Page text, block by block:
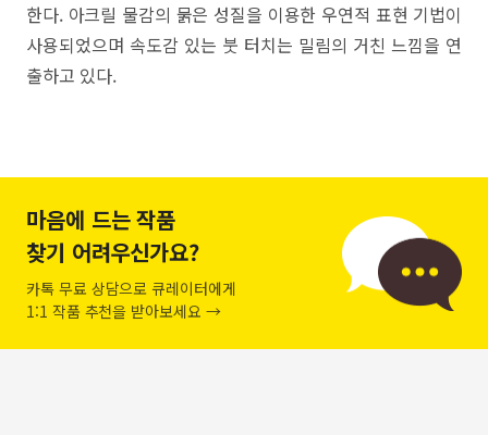
한다. 아크릴 물감의 묽은 성질을 이용한 우연적 표현 기법이
사용되었으며 속도감 있는 붓 터치는 밀림의 거친 느낌을 연
출하고 있다.
마음에 드는 작품
찾기 어려우신가요?
카톡 무료 상담으로 큐레이터에게
1:1 작품 추천을 받아보세요 →